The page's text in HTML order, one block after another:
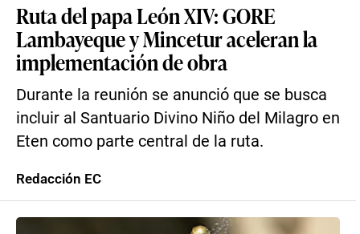
Ruta del papa León XIV: GORE
Lambayeque y Mincetur aceleran la
implementación de obra
Durante la reunión se anunció que se busca
incluir al Santuario Divino Niño del Milagro en
Eten como parte central de la ruta.
Redacción EC